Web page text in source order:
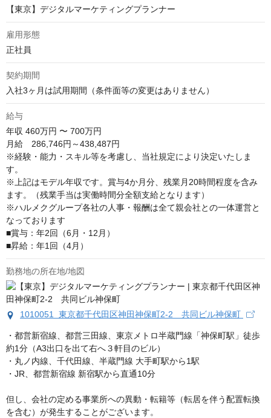
【東京】デジタルマーケティングプランナー
雇用形態
正社員
契約期間
入社3ヶ月は試用期間（条件面等の変更はありません）
給与
年収 460万円 〜 700万円
月給　286,746円～438,487円
※経験・能力・スキル等を考慮し、当社規定により決定いたしま
す。
※上記はモデル年収です。賞与4か月分、残業月20時間程度を含み
ます。（残業手当は実働時間分全額支給となります）
※ハルメクグループ各社の人事・報酬は全て親会社との一体運営と
なっております
■賞与：年2回（6月・12月）
■昇給：年1回（4月）
勤務地の所在地/地図
1010051 東京都千代田区神田神保町2-2 共同ビル神保町
・都営新宿線、都営三田線、東京メトロ半蔵門線「神保町駅」徒歩
約1分（A3出口を出て右へ３軒目のビル）
・丸ノ内線、千代田線、半蔵門線 大手町駅から1駅
・JR、都営新宿線 新宿駅から直通10分
但し、会社の定める事業所への異動・転籍等（転居を伴う配置転換
を含む）が発生することがございます。